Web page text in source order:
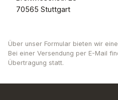
70565 Stuttgart
Über unser Formular bieten wir
Bei einer Versendung per E-Mail
Übertragung statt.